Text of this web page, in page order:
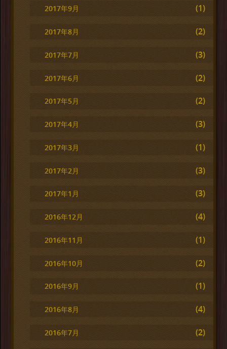
2017年9月 (1)
2017年8月 (2)
2017年7月 (3)
2017年6月 (2)
2017年5月 (2)
2017年4月 (3)
2017年3月 (1)
2017年2月 (3)
2017年1月 (3)
2016年12月 (4)
2016年11月 (1)
2016年10月 (2)
2016年9月 (1)
2016年8月 (4)
2016年7月 (2)